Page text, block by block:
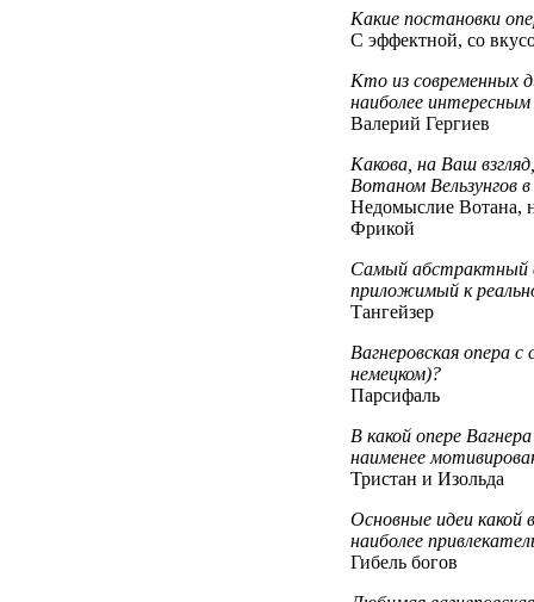
Какие постановки
С эффектной, со
Кто из современных
наиболее
Валерий Гергиев
Какова, на Ваш
Вотаном Вельзунгов
Недомыслие Вотана,
Фрикой
Самый абстрактный
приложимый к
Тангейзер
Вагнеровская опера
немецком)?
Парсифаль
В какой опере
наименее
Тристан и Изольда
Основные идеи какой
наиболее
Гибель богов